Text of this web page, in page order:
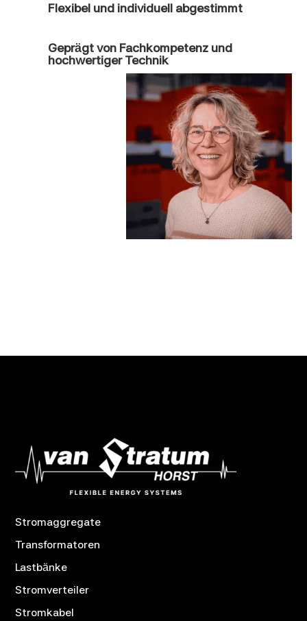
Flexibel und individuell abgestimmt
Geprägt von Fachkompetenz und
hochwertiger Technik
Stromaggregate
Transformatoren
Lastbänke
Stromverteiler
Stromkabel